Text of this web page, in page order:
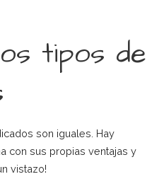
tipos de
son iguales. Hay
con sus propias ventajas y
vistazo!